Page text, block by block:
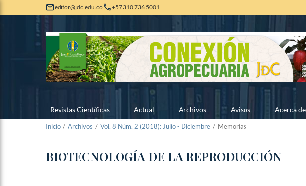
maileditor@jdc.edu.cocall+57 310 736 5001
Revistas Científicas Actual Archivos Avisos Acerca de
Inicio / Archivos / Vol. 8 Núm. 2 (2018): Julio - Diciembre / Memorias
BIOTECNOLOGÍA DE LA REPRODUCCIÓN